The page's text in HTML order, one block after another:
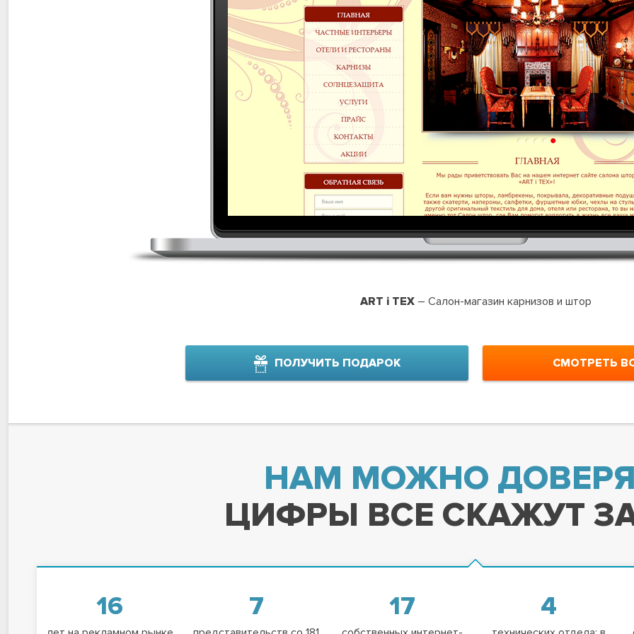
ART i TEX– Салон-магазин карнизов и штор
ПОЛУЧИТЬ ПОДАРОК СМОТРЕТЬ
НАМ МОЖНО
ЦИФРЫ ВСЕ СКАЖУТ
16 7 17 4